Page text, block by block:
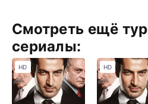
Смотреть ещё
сериалы:
HD HD